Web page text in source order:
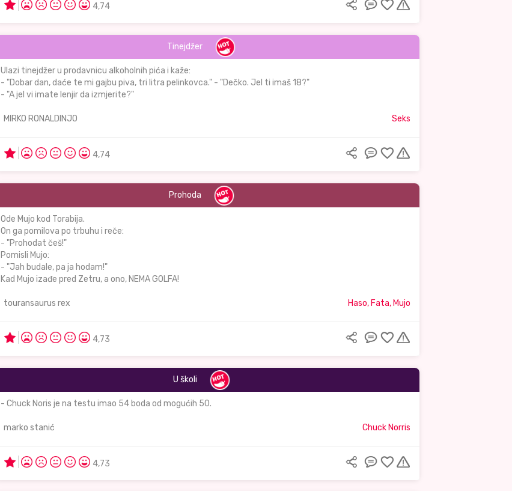
4,74
Tinejdžer
Ulazi tinejdžer u prodavnicu alkoholnih pića i kaže:
- "Dobar dan, daće te mi gajbu piva, tri litra pelinkovca." - "Dečko. Jel ti imaš 18?"
- "A jel vi imate lenjir da izmjerite?"
MIRKO RONALDINJO Seks
4,74
Prohoda
Ode Mujo kod Torabija.
On ga pomilova po trbuhu i reče:
- "Prohodat češ!"
Pomisli Mujo:
- "Jah budale, pa ja hodam!"
Kad Mujo izađe pred Zetru, a ono, NEMA GOLFA!
touransaurus rex Haso, Fata, Mujo
4,73
U školi
- Chuck Noris je na testu imao 54 boda od mogućih 50.
marko stanić Chuck Norris
4,73